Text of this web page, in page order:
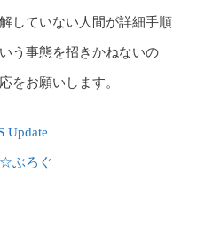
していない人間が詳細手順
う事態を招きかねないの
をお願いします。
Update
ぶろぐ